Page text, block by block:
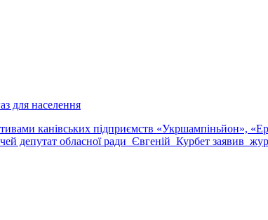
для населення
канівських підприємств
депутат обласної ради Євгеній Курбет заявив